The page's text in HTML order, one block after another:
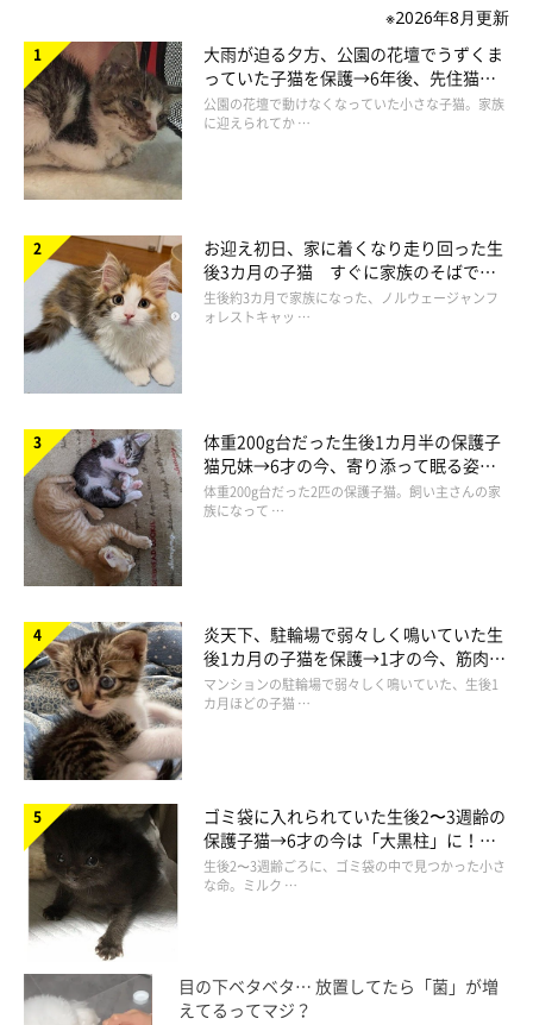
※2026年8月更新
大雨が迫る夕方、公園の花壇でうずくま
っていた子猫を保護→6年後、先住猫
と“姉妹”のような関係に
公園の花壇で動けなくなっていた小さな子猫。家族
に迎えられてか …
お迎え初日、家に着くなり走り回った生
後3カ月の子猫 すぐに家族のそばで落
ち着く姿に「迎えてよかった」
生後約3カ月で家族になった、ノルウェージャンフ
ォレストキャッ …
体重200g台だった生後1カ月半の保護子
猫兄妹→6才の今、寄り添って眠る姿に
ほっこり！
体重200g台だった2匹の保護子猫。飼い主さんの家
族になって …
炎天下、駐輪場で弱々しく鳴いていた生
後1カ月の子猫を保護→1才の今、筋肉質
でツンデレなコに成長
マンションの駐輪場で弱々しく鳴いていた、生後1
カ月ほどの子猫 …
ゴミ袋に入れられていた生後2〜3週齢の
保護子猫→6才の今は「大黒柱」に！
美しい黒猫に成長した姿にグッとくる
生後2〜3週齢ごろに、ゴミ袋の中で見つかった小さ
な命。ミルク …
目の下ベタベタ… 放置してたら「菌」が増
えてるってマジ？